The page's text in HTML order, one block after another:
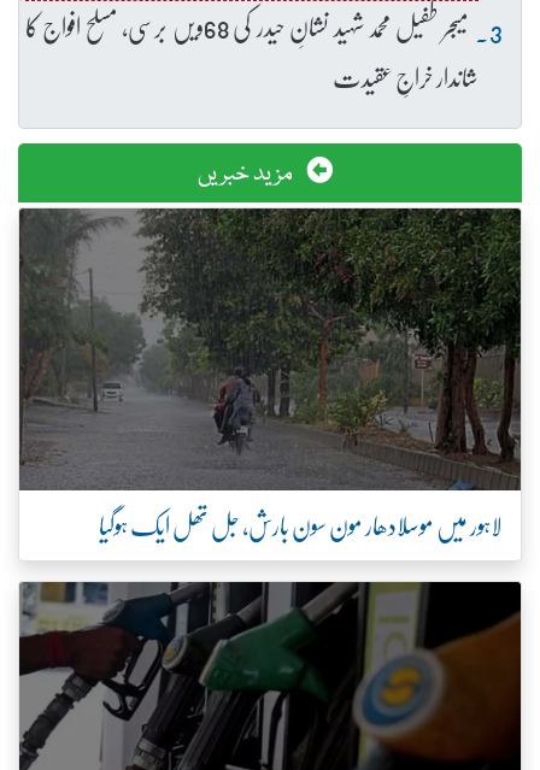
میجر طفیل محمد شہید نشانِ حیدر کی 68ویں برسی، مسلح افواج کا
شاندار خراجِ عقیدت
مزید خبریں
لاہور میں موسلادھار مون سون بارش، جل تھل ایک ہوگیا